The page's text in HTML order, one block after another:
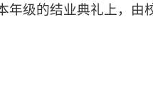
年级的结业典礼上，由